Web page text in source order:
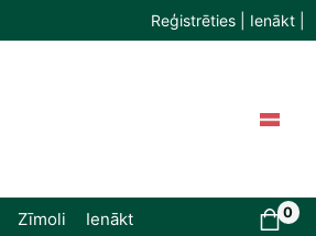
Reģistrēties | Ienākt |
Zīmoli Ienākt 0